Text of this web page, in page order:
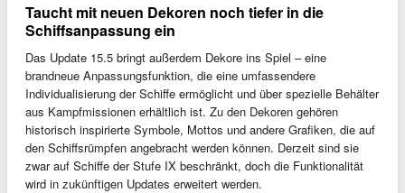
Taucht mit neuen Dekoren noch tiefer in die
Schiffsanpassung ein
Das Update 15.5 bringt außerdem Dekore ins Spiel – eine
brandneue Anpassungsfunktion, die eine umfassendere
Individualisierung der Schiffe ermöglicht und über spezielle Behälter
aus Kampfmissionen erhältlich ist. Zu den Dekoren gehören
historisch inspirierte Symbole, Mottos und andere Grafiken, die auf
den Schiffsrümpfen angebracht werden können. Derzeit sind sie
zwar auf Schiffe der Stufe IX beschränkt, doch die Funktionalität
wird in zukünftigen Updates erweitert werden.